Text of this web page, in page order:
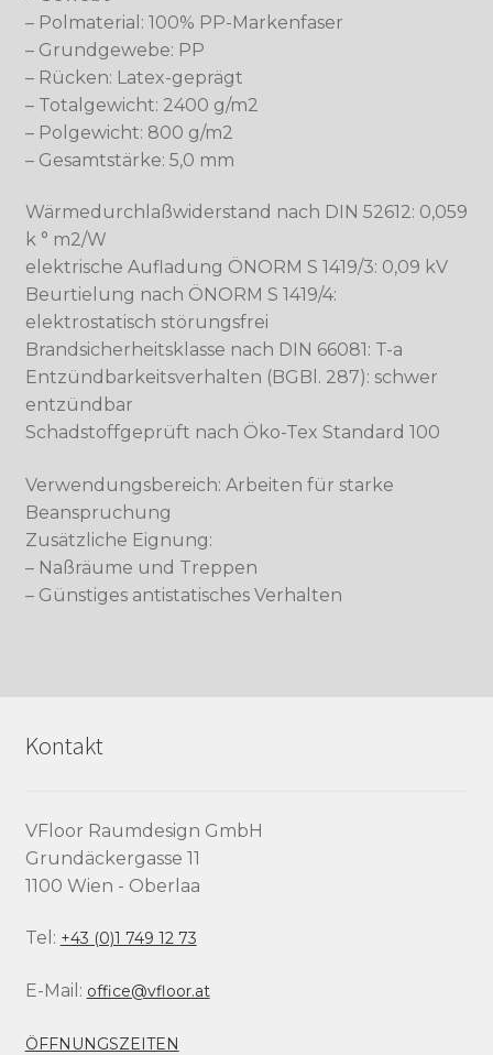
– Polmaterial: 100% PP-Markenfaser
– Grundgewebe: PP
– Rücken: Latex-geprägt
– Totalgewicht: 2400 g/m2
– Polgewicht: 800 g/m2
– Gesamtstärke: 5,0 mm
Wärmedurchlaßwiderstand nach DIN 52612: 0,059
k ° m2/W
elektrische Aufladung ÖNORM S 1419/3: 0,09 kV
Beurtielung nach ÖNORM S 1419/4:
elektrostatisch störungsfrei
Brandsicherheitsklasse nach DIN 66081: T-a
Entzündbarkeitsverhalten (BGBl. 287): schwer
entzündbar
Schadstoffgeprüft nach Öko-Tex Standard 100
Verwendungsbereich: Arbeiten für starke
Beanspruchung
Zusätzliche Eignung:
– Naßräume und Treppen
– Günstiges antistatisches Verhalten
Kontakt
VFloor Raumdesign GmbH
Grundäckergasse 11
1100 Wien - Oberlaa
Tel: +43 (0)1 749 12 73
E-Mail: office@vfloor.at
ÖFFNUNGSZEITEN